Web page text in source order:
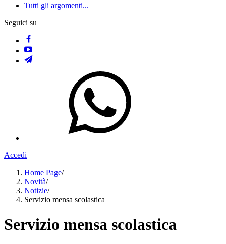
Tutti gli argomenti...
Seguici su
Accedi
Home Page/
Novità/
Notizie/
Servizio mensa scolastica
Servizio mensa scolastica